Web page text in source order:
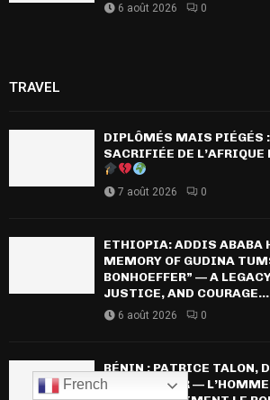
6 août 2026 0
TRAVEL
DIPLÔMÉS MAIS PIÉGÉS
SACRIFIÉE DE
7 août 2026 0
ETHIOPIA: ADDIS ABABA
MEMORY OF GUDINA
BONHOEFFER” — A
JUSTICE, AND COURAGE...
6 août 2026 0
BÉNIN : PATRICE TALON,
AU PERCHOIR —
French